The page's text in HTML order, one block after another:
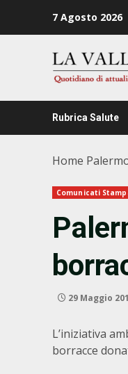
7 Agosto 2026
Rubrica Salute
Home
Comunicati
29 Maggio
L’iniziativa
borracce